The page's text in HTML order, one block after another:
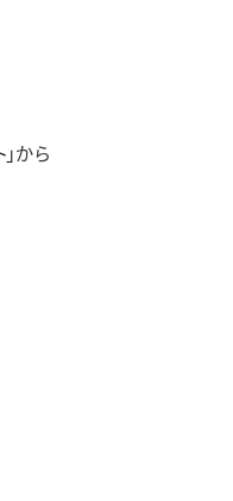
から